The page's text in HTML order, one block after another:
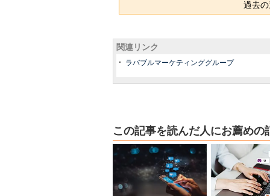
過去
関連リンク
ラバブルマーケティンググループ
この記事を読んだ人にお薦めの